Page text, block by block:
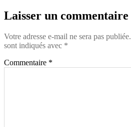
Laisser un commentaire
Votre adresse e-mail ne sera pas publiée.
sont indiqués avec *
Commentaire *